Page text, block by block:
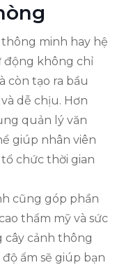
minh hay hệ
động không chỉ
còn tạo ra bầu
dễ chịu. Hơn
quản lý văn
giúp nhân viên
chức thời gian
cũng góp phần
thẩm mỹ và sức
cây cảnh thông
ẩm sẽ giúp bạn